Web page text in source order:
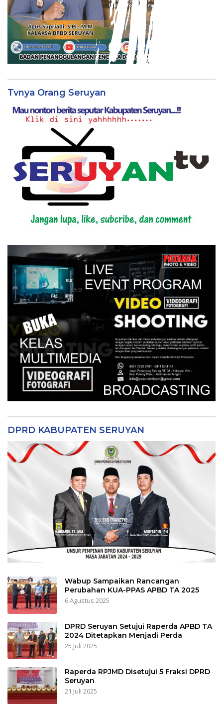
Tvnya Orang Seruyan
DPRD KABUPATEN SERUYAN
Wabup Sampaikan Rancangan
Perubahan KUA-PPAS APBD TA 2025
6 Agustus 2025
DPRD Seruyan Setujui Raperda APBD TA
2024 Ditetapkan Menjadi Perda
25 Juli 2025
Raperda RPJMD Disetujui 5 Fraksi DPRD
Seruyan
21 Juli 2025